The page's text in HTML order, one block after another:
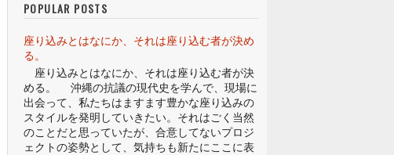
POPULAR POSTS
座り込みとはなにか、それは座り込む者が決め
る。
座り込みとはなにか、それは座り込む者が決
める。 沖縄の抗議の現代史を学んで、現場に
出会って、私たちはますます豊かな座り込みの
スタイルを発明していきたい。それはごく当然
のことだと思っていたが、合意してないプロジ
ェクトの姿勢として、気持ちも新たにここに表